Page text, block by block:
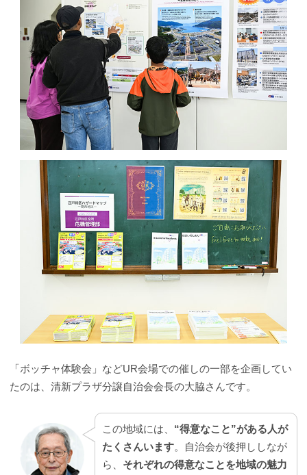
「ボッチャ体験会」などUR会場での催しの一部を企画してい
たのは、清新プラザ分譲自治会会長の大脇さんです。
この地域には、 “得意なこと”がある人が
たくさんいます。自治会が後押ししなが
ら、 それぞれの得意なことを地域の魅力